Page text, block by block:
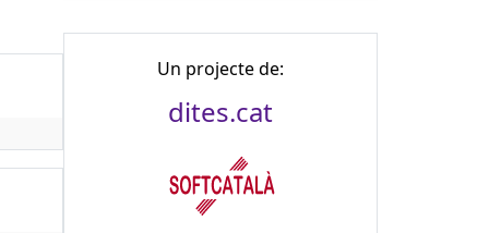
Un projecte de:
dites.cat